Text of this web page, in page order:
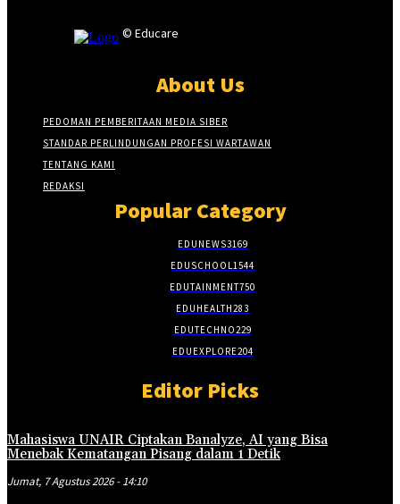
© Educare
About Us
PEDOMAN PEMBERITAAN MEDIA SIBER
STANDAR PERLINDUNGAN PROFESI WARTAWAN
TENTANG KAMI
REDAKSI
Popular Category
EDUNEWS3169
EDUSCHOOL1544
EDUTAINMENT750
EDUHEALTH283
EDUTECHNO229
EDUEXPLORE204
Editor Picks
Mahasiswa UNAIR Ciptakan Banalyze, AI yang Bisa
Menebak Kematangan Pisang dalam 1 Detik
Jumat, 7 Agustus 2026 - 14:10